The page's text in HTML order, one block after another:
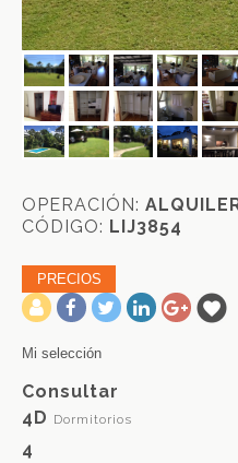
OPERACIÓN:
CÓDIGO: LIJ3854
PRECIOS
-
Mi selección
Consultar
4D Dormitorios
4